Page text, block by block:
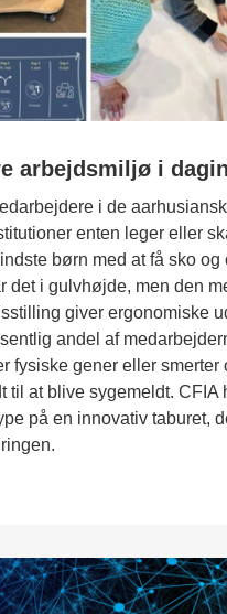
arbejdsmiljø i
i de
enten leger eller
børn med at få sko og
det i gulvhøjde, men den
giver ergonomiske
andel af
fysiske gener eller smerter
til at blive sygemeldt. CFIA
på en innovativ taburet,